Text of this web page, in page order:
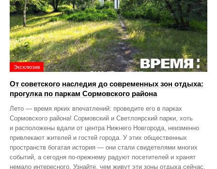
Эксклюзив
От советского наследия до современных зон отдыха:
прогулка по паркам Сормовского района
Лето — время ярких впечатлений: проведите его в парках
Сормовского района! Сормовский и Светлоярский парки, хоть
и расположены вдали от центра Нижнего Новгорода, неизменно
привлекают жителей и гостей города. У этих общественных
пространств богатая история — они стали свидетелями многих
событий, а сегодня по‑прежнему радуют посетителей и хранят
немало интересного. Узнайте, чем живут эти зоны отдыха сейчас,